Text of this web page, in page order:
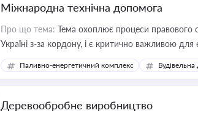
Міжнародна технічна допомога
Про що тема: Тема охоплює процеси правового
Україні з-за кордону, і є критично важливою
інфраструктурних проєктів
Паливно-енергетичний комплекс Будівельна
Деревообробне виробництво